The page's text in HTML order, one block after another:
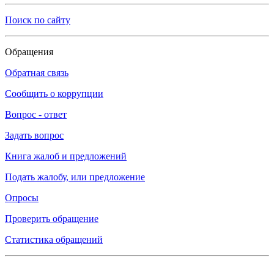
Поиск по сайту
Обращения
Обратная связь
Сообщить о коррупции
Вопрос - ответ
Задать вопрос
Книга жалоб и предложений
Подать жалобу, или предложение
Опросы
Проверить обращение
Статистика обращений